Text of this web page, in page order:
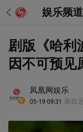
娱乐频道
剧版《哈利
因不可预见
凤凰网娱乐
05-19 09:31 来自